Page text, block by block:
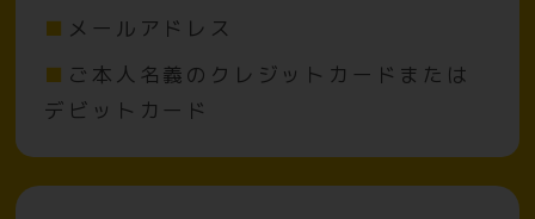
メールアドレス
ご本人名義のクレジットカードまたは
デビットカード